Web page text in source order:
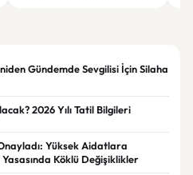
Gündemde Sevgilisi İçin Silaha
2026 Yılı Tatil Bilgileri
Yüksek Aidatlara
Köklü Değişiklikler